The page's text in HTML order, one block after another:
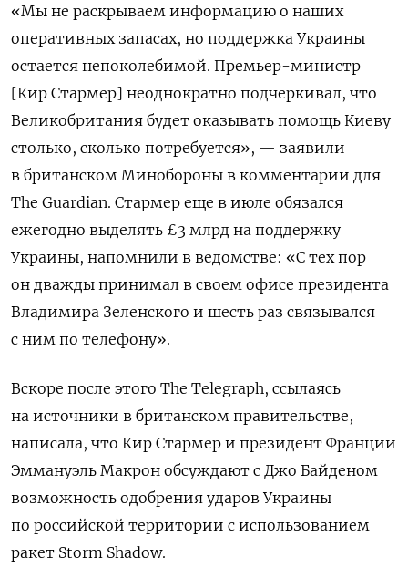
«Мы не раскрываем информацию о наших
оперативных запасах, но поддержка Украины
остается непоколебимой. Премьер-министр
[Кир Стармер] неоднократно подчеркивал, что
Великобритания будет оказывать помощь Киеву
столько, сколько потребуется», — заявили
в британском Минобороны в комментарии для
The Guardian. Стармер еще в июле обязался
ежегодно выделять £3 млрд на поддержку
Украины, напомнили в ведомстве: «С тех пор
он дважды принимал в своем офисе президента
Владимира Зеленского и шесть раз связывался
с ним по телефону».
Вскоре после этого The Telegraph, ссылаясь
на источники в британском правительстве,
написала, что Кир Стармер и президент Франции
Эммануэль Макрон обсуждают с Джо Байденом
возможность одобрения ударов Украины
по российской территории с использованием
ракет Storm Shadow.